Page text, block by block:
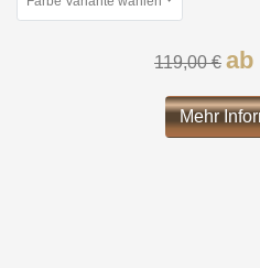
119,00 € ab
Mehr